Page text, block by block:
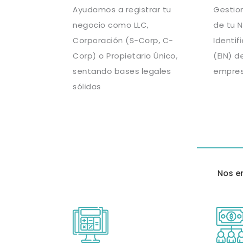
Ayudamos a registrar tu
negocio como LLC,
Corporación (S-Corp, C-
Corp) o Propietario Único,
sentando bases legales
sólidas
de tu
(EIN)
Nos